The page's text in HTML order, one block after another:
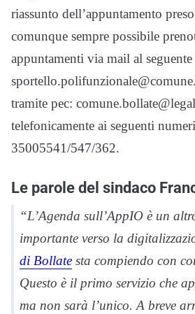
riassunto dell’appuntamento
comunque sempre possibile
appuntamenti via mail al
tramite pec:
telefonicamente ai seguenti
35005541/547/362.
Le parole del sindaco
“L’Agenda sull’AppIO è un
importante verso la
di Bollate sta compiendo con
Questo è il primo servizio che
ma non sarà l’unico. A breve